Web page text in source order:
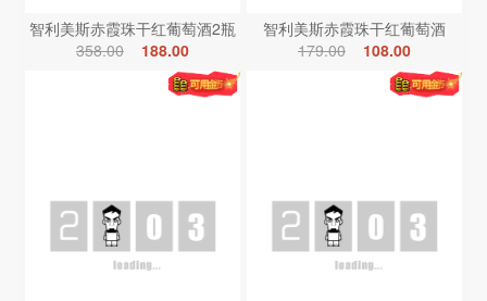
智利美斯赤霞珠干红葡萄酒2瓶
358.00
188.00
智利美斯赤霞珠干红葡萄酒
179.00
108.00